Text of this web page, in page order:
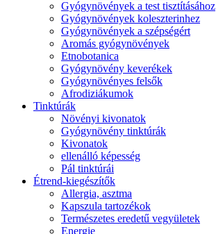
Gyógynövények a test tisztításához
Gyógynövények koleszterinhez
Gyógynövények a szépségért
Aromás gyógynövények
Etnobotanica
Gyógynövény keverékek
Gyógynövényes felsők
Afrodiziákumok
Tinktúrák
Növényi kivonatok
Gyógynövény tinktúrák
Kivonatok
ellenálló képesség
Pál tinktúrái
Étrend-kiegészítők
Allergia, asztma
Kapszula tartozékok
Természetes eredetű vegyületek
Energie